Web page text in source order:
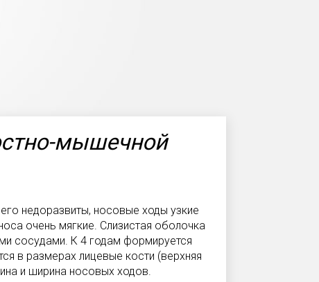
мышечной
недоразвиты, носовые ходы узкие
очень мягкие. Слизистая оболочка
сосудами. К 4 годам формируется
в размерах лицевые кости (верхняя
и ширина носовых ходов.